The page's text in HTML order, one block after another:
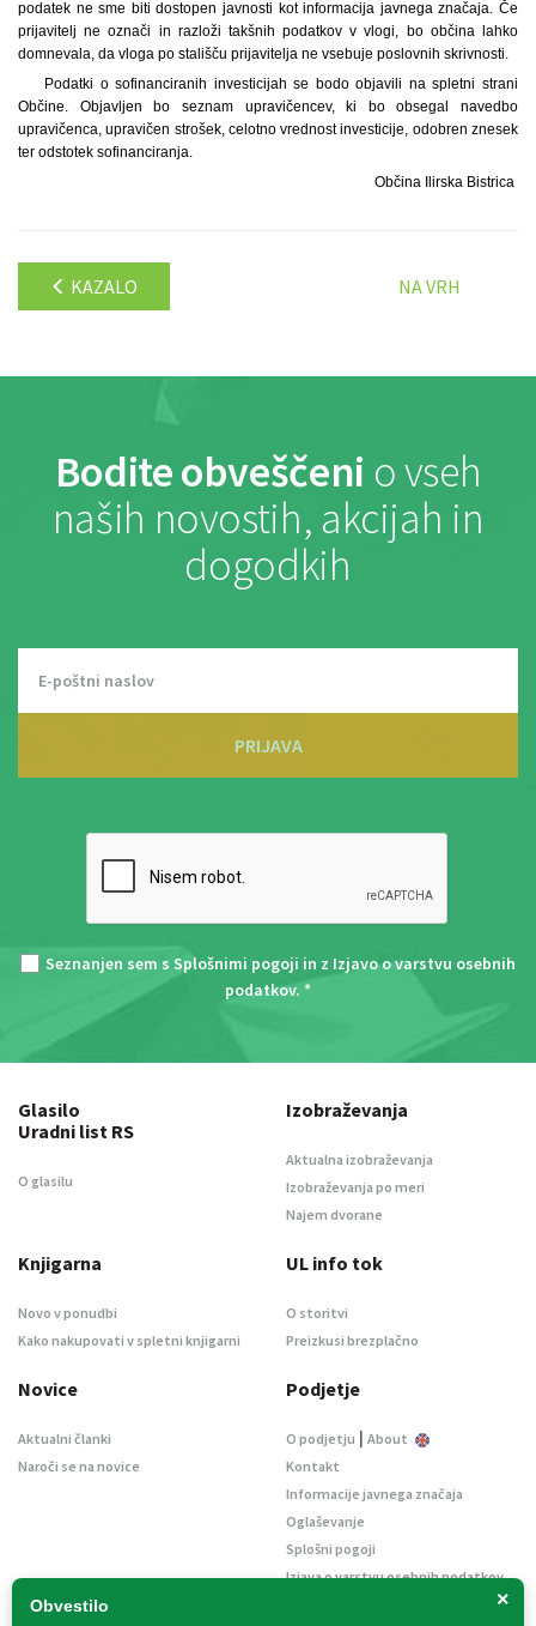
podatek ne sme biti dostopen javnosti kot informacija javnega značaja. Če
prijavitelj ne označi in razloži takšnih podatkov v vlogi, bo občina lahko
domnevala, da vloga po stališču prijavitelja ne vsebuje poslovnih skrivnosti.
Podatki o sofinanciranih investicijah se bodo objavili na spletni strani
Občine. Objavljen bo seznam upravičencev, ki bo obsegal navedbo
upravičenca, upravičen strošek, celotno vrednost investicije, odobren znesek
ter odstotek sofinanciranja.
Občina Ilirska Bistrica
KAZALO NA VRH
Bodite obveščeni o vseh
naših novostih, akcijah in
dogodkih
PRIJAVA
Seznanjen sem s Splošnimi pogoji in z Izjavo o varstvu osebnih
podatkov. *
×
Obvestilo
Glasilo
Uradni list RS
O glasilu
Izobraževanja
Aktualna izobraževanja
Izobraževanja po meri
Najem dvorane
Knjigarna
Novo v ponudbi
Kako nakupovati v spletni knjigarni
UL info tok
O storitvi
Preizkusi brezplačno
Novice
Aktualni članki
Naroči se na novice
Podjetje
O podjetju | About
Kontakt
Informacije javnega značaja
Oglaševanje
Splošni pogoji
Izjava o varstvu osebnih podatkov